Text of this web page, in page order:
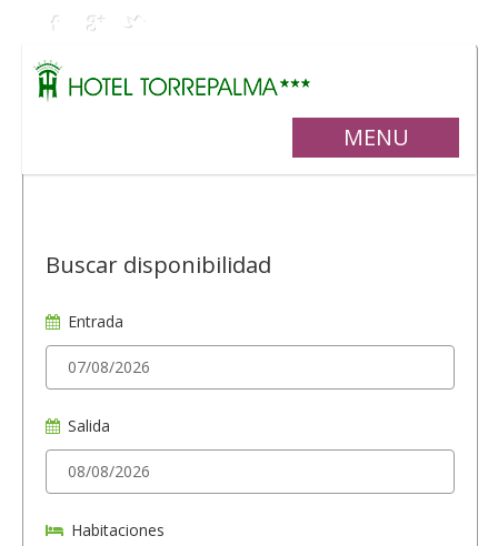
MENU
Buscar disponibilidad
Entrada
Salida
Habitaciones